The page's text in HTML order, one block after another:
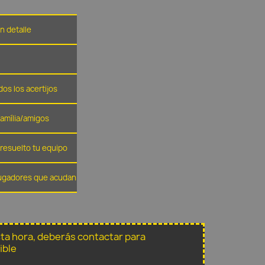
detalle
los acertijos
amigos
tu equipo
que acudan
hora, deberás contactar para